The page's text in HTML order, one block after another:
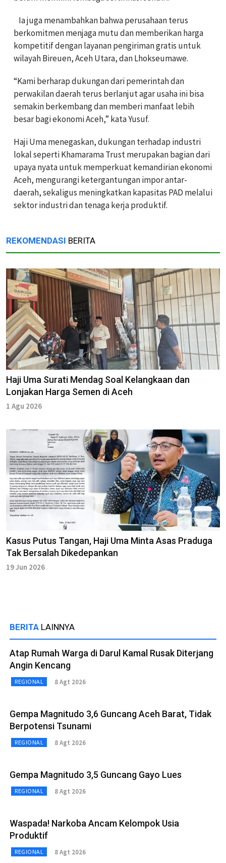
Ia juga menambahkan bahwa perusahaan terus
berkomitmen menjaga mutu dan memberikan harga
kompetitif dengan layanan pengiriman gratis untuk
wilayah Bireuen, Aceh Utara, dan Lhokseumawe.
“Kami berharap dukungan dari pemerintah dan
perwakilan daerah terus berlanjut agar usaha ini bisa
semakin berkembang dan memberi manfaat lebih
besar bagi ekonomi Aceh,” kata Yusuf.
Haji Uma menegaskan, dukungan terhadap industri
lokal seperti Khamarama Trust merupakan bagian dari
upaya nyata untuk memperkuat kemandirian ekonomi
Aceh, mengurangi ketergantungan impor antar-
daerah, sekaligus meningkatkan kapasitas PAD melalui
sektor industri dan tenaga kerja produktif.
REKOMENDASI BERITA
Haji Uma Surati Mendag Soal Kelangkaan dan
Lonjakan Harga Semen di Aceh
1 Agu 2026
Kasus Putus Tangan, Haji Uma Minta Asas Praduga
Tak Bersalah Dikedepankan
19 Jun 2026
BERITA LAINNYA
Atap Rumah Warga di Darul Kamal Rusak Diterjang
Angin Kencang
REGIONAL 8 Agt 2026
Gempa Magnitudo 3,6 Guncang Aceh Barat, Tidak
Berpotensi Tsunami
REGIONAL 8 Agt 2026
Gempa Magnitudo 3,5 Guncang Gayo Lues
REGIONAL 8 Agt 2026
Waspada! Narkoba Ancam Kelompok Usia
Produktif
REGIONAL 8 Agt 2026